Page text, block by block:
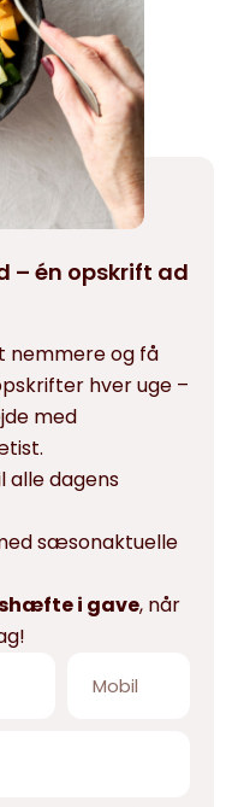
– én opskrift ad
nemmere og få
hver uge –
med
alle dagens
sæsonaktuelle
i gave, når